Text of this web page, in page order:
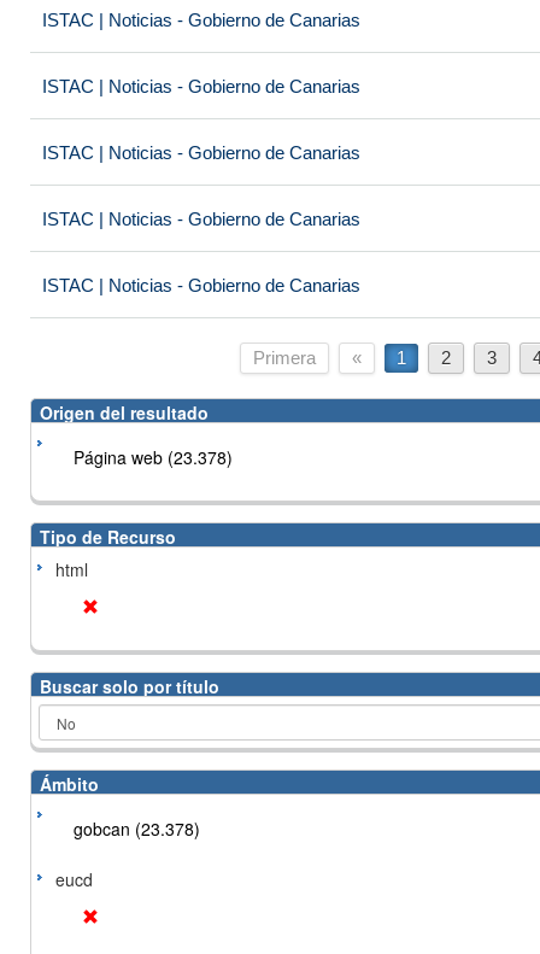
ISTAC | Noticias - Gobierno de Canarias
ISTAC | Noticias - Gobierno de Canarias
ISTAC | Noticias - Gobierno de Canarias
ISTAC | Noticias - Gobierno de Canarias
ISTAC | Noticias - Gobierno de Canarias
Primera « 1 2 3
Origen del resultado
Página web (23.378)
Tipo de Recurso
html
Buscar solo por título
Ámbito
gobcan (23.378)
eucd